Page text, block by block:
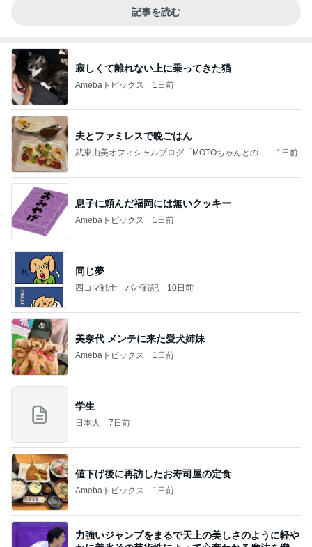
記事を読む
寂しくて離れない上に乗ってきた猫
Amebaトピックス 1日前
夫とファミレスで晩ごはん
武東由美オフィシャルブログ「MOTOちゃんとのは
1日前
息子に頼んだ福岡には無いクッキー
Amebaトピックス 1日前
同じ夢
四コマ戦士 パパ戦記 10日前
美奈代 メンテに来た愛犬姉妹
Amebaトピックス 1日前
学生
日本人 7日前
値下げ後に再訪したお寿司屋の定食
Amebaトピックス 1日前
力強いジャンプをまるで天上の美しさのように軽や